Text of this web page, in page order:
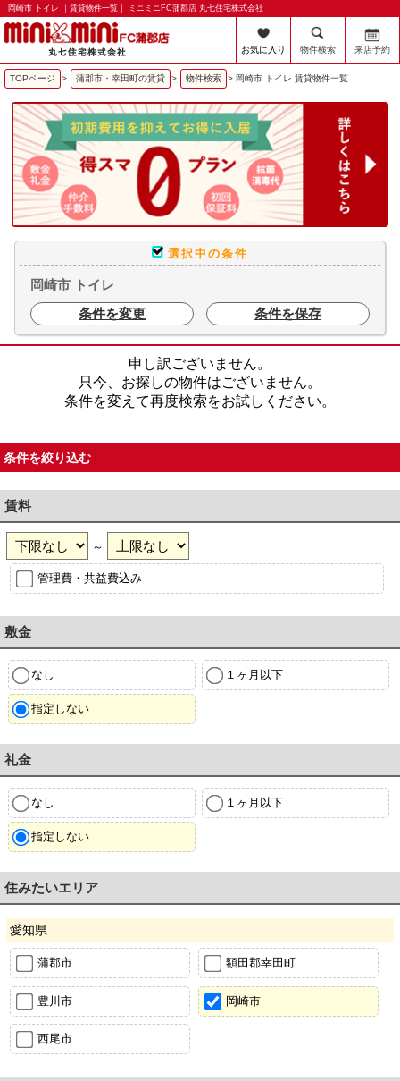
岡崎市 トイレ ｜賃貸物件一覧｜ ミニミニFC蒲郡店 丸七住宅株式会社
お気に入り 物件検索 来店予約
TOPページ > 蒲郡市・幸田町の賃貸 > 物件検索 > 岡崎市 トイレ 賃貸物件一覧
選択中の条件
岡崎市 トイレ
条件を変更
条件を保存
申し訳ございません。
只今、お探しの物件はございません。
条件を変えて再度検索をお試しください。
条件を絞り込む
賃料
～
管理費・共益費込み
敷金
なし １ヶ月以下
指定しない
礼金
なし １ヶ月以下
指定しない
住みたいエリア
愛知県
蒲郡市 額田郡幸田町
豊川市 岡崎市
西尾市